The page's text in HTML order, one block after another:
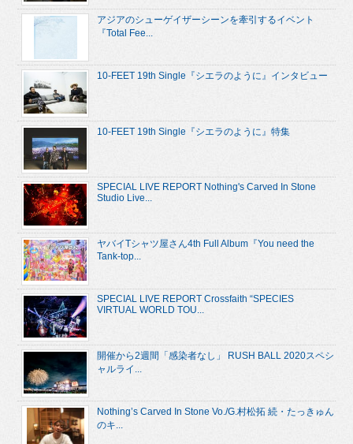
アジアのシューゲイザーシーンを牽引するイベント
『Total Fee...
10-FEET 19th Single『シエラのように』インタビュー
10-FEET 19th Single『シエラのように』特集
SPECIAL LIVE REPORT Nothing's Carved In Stone
Studio Live...
ヤバイTシャツ屋さん4th Full Album『You need the
Tank-top...
SPECIAL LIVE REPORT Crossfaith “SPECIES
VIRTUAL WORLD TOU...
開催から2週間「感染者なし」 RUSH BALL 2020スペシ
ャルライ...
Nothing’s Carved In Stone Vo./G.村松拓 続・たっきゅん
のキ...